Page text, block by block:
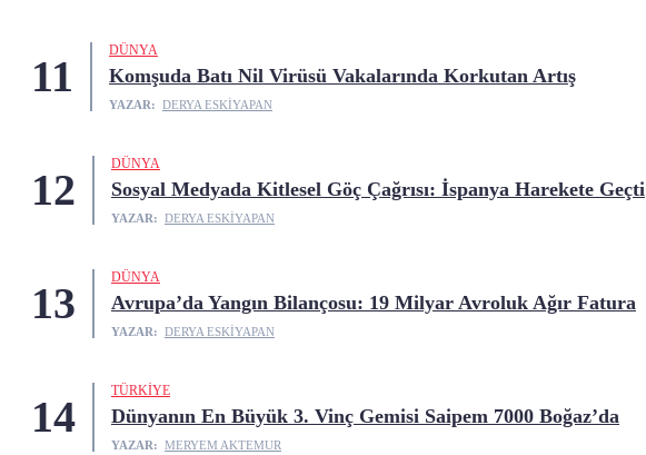
11
DÜNYA
Komşuda Batı Nil Virüsü Vakalarında Korkutan Artış
YAZAR: DERYA ESKIYAPAN
12
DÜNYA
Sosyal Medyada Kitlesel Göç Çağrısı: İspanya Harekete Geçti
YAZAR: DERYA ESKIYAPAN
13
DÜNYA
Avrupa’da Yangın Bilançosu: 19 Milyar Avroluk Ağır Fatura
YAZAR: DERYA ESKIYAPAN
14
TÜRKIYE
Dünyanın En Büyük 3. Vinç Gemisi Saipem 7000 Boğaz’da
YAZAR: MERYEM AKTEMUR